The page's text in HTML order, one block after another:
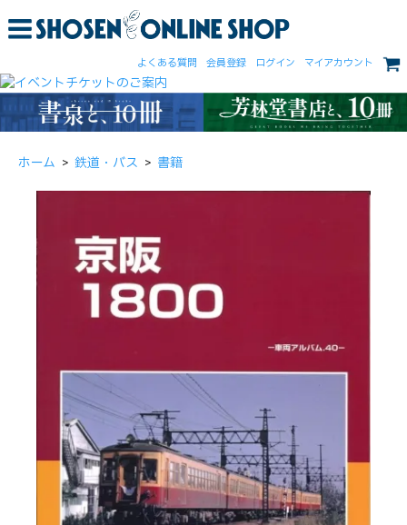
よくある質問 会員登録 ログイン マイアカウント
ホーム > 鉄道・バス > 書籍